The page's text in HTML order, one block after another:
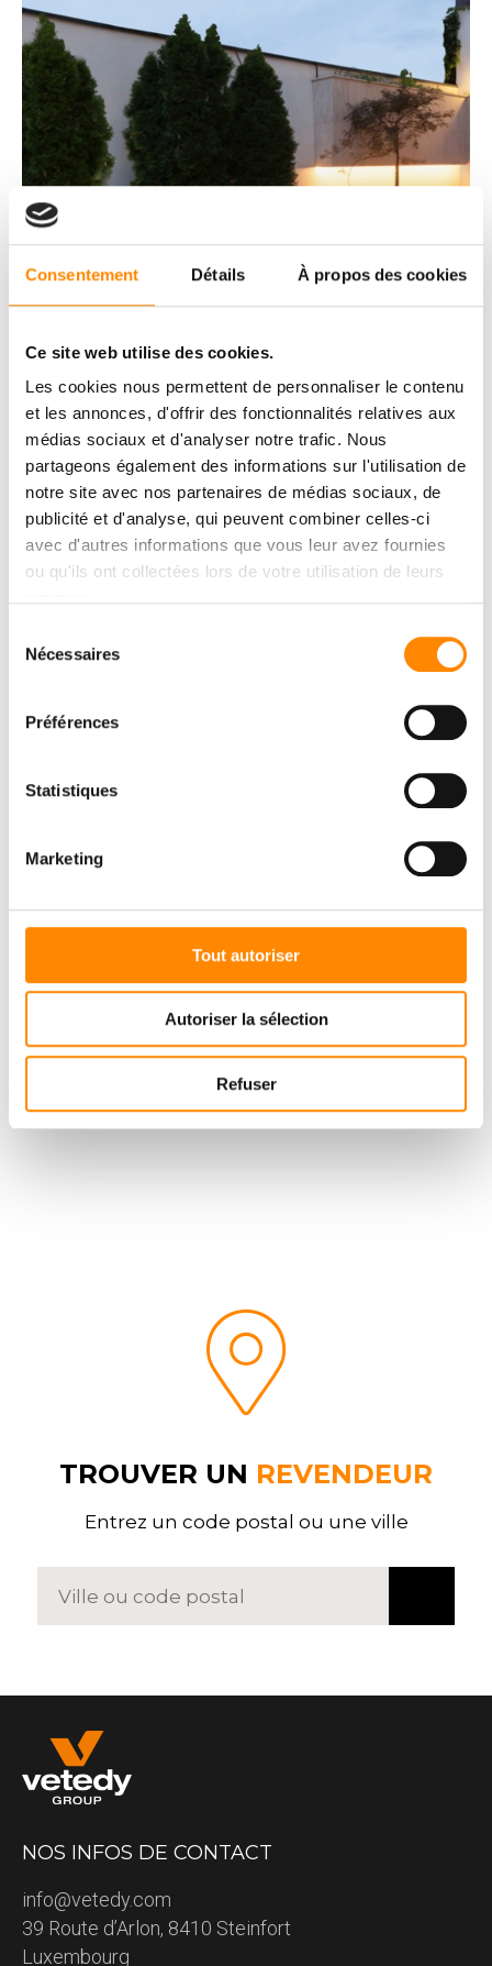
Consentement Détails À propos des cookies
Ce site web utilise des cookies.
Les cookies nous permettent de personnaliser le contenu
et les annonces, d'offrir des fonctionnalités relatives aux
médias sociaux et d'analyser notre trafic. Nous
partageons également des informations sur l'utilisation de
notre site avec nos partenaires de médias sociaux, de
publicité et d'analyse, qui peuvent combiner celles-ci
avec d'autres informations que vous leur avez fournies
ou qu'ils ont collectées lors de votre utilisation de leurs
Nécessaires
Préférences
Statistiques
Marketing
Tout autoriser
Autoriser la sélection
Refuser
CENTRE DE
TÉLÉCHARGMENT
Consulter et télécharger des documents
DOWNLOAD CENTER
TROUVER UN REVENDEUR
Entrez un code postal ou une ville
NOS INFOS DE CONTACT
info@vetedy.com
39 Route d’Arlon, 8410 Steinfort
Luxembourg